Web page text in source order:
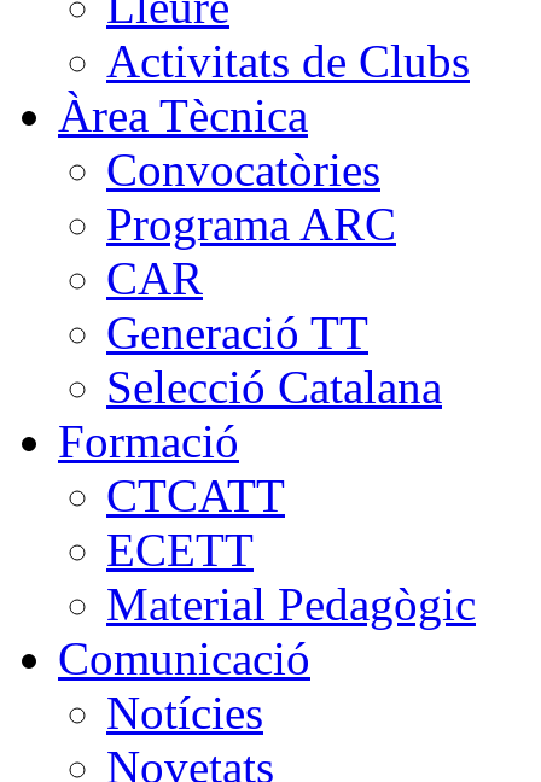
Activitats de Clubs
Àrea Tècnica
Convocatòries
Programa ARC
CAR
Generació TT
Selecció Catalana
Formació
CTCATT
ECETT
Material Pedagògic
Comunicació
Notícies
Novetats